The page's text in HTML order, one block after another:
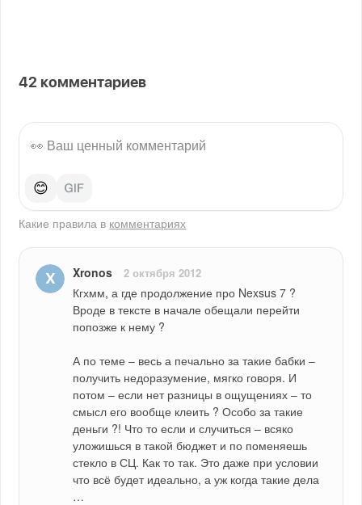
42 комментариев
😊
Какие правила в комментариях
Xronos 2 октября 2012
Кгхмм, а где продолжение про Nexsus 7 ?
Вроде в тексте в начале обещали перейти
попозже к нему ?
А по теме – весь а печально за такие бабки –
получить недоразумение, мягко говоря. И
потом – если нет разницы в ощущениях – то
смысл его вообще клеить ? Особо за такие
деньги ?! Что то если и случиться – всяко
уложишься в такой бюджет и по поменяешь
стекло в СЦ. Как то так. Это даже при условии
что всё будет идеально, а уж когда такие дела
…